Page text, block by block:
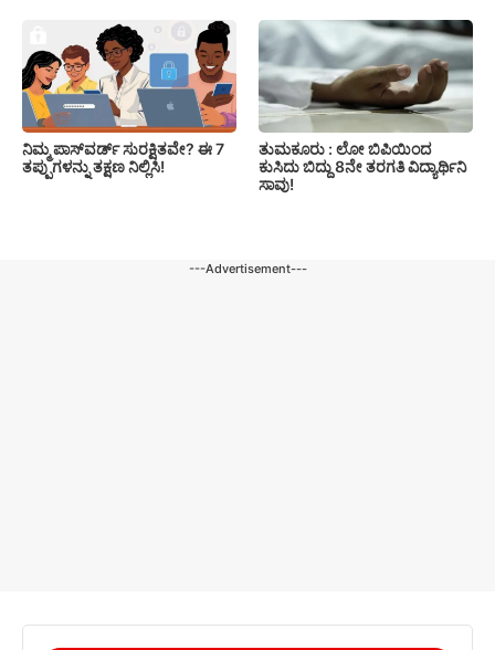
ನಿಮ್ಮ ಪಾಸ್‌ವರ್ಡ್ ಸುರಕ್ಷಿತವೇ? ಈ 7
ತಪ್ಪುಗಳನ್ನು ತಕ್ಷಣ ನಿಲ್ಲಿಸಿ!
ತುಮಕೂರು : ಲೋ ಬಿಪಿಯಿಂದ
ಕುಸಿದು ಬಿದ್ದು 8ನೇ ತರಗತಿ ವಿದ್ಯಾರ್ಥಿನಿ
ಸಾವು!
---Advertisement---